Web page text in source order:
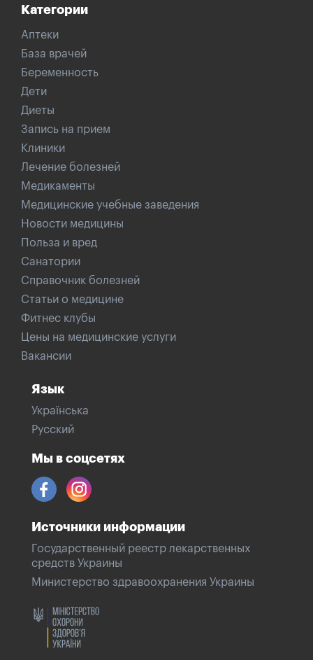
Категории
Аптеки
База врачей
Беременность
Дети
Диеты
Запись на прием
Клиники
Лечение болезней
Медикаменты
Медицинские учебные заведения
Новости медицины
Польза и вред
Санатории
Справочник болезней
Статьи о медицине
Фитнес клубы
Цены на медицинские услуги
Вакансии
Язык
Українська
Русский
Мы в соцсетях
Источники информации
Государственный реестр лекарственных
средств Украины
Министерство здравоохранения Украины